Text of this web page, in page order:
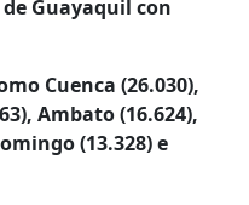
Guayaquil con
Cuenca (26.030),
Ambato (16.624),
(13.328) e